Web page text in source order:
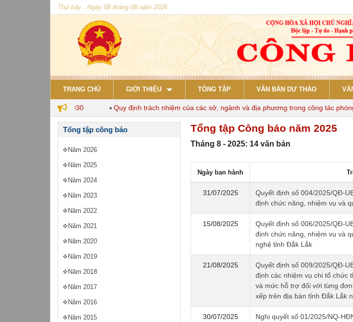
Thứ bảy , Ngày 08 tháng 08 năm 2026
TRANG CHỦ GIỚI THIỆU TỔNG TẬP VĂN BẢN DỰ THẢO
nuôi đến năm 2030 Quy định trách nhiệm của các sở, ngành và địa phương trong công tác phòng
Tổng tập công báo
Năm 2026
Năm 2025
Năm 2024
Năm 2023
Năm 2022
Năm 2021
Năm 2020
Năm 2019
Năm 2018
Năm 2017
Năm 2016
Năm 2015
Tổng tập Công báo năm 2025
Tháng 8 - 2025: 14 văn bản
Ngày ban hành
31/07/2025
Quyết định số 004/2025/QĐ-
định chức năng, nhiệm vụ và
15/08/2025
Quyết định số 006/2025/QĐ-
định chức năng, nhiệm vụ và
nghệ tỉnh Đắk Lắk
21/08/2025
Quyết định số 009/2025/QĐ-
định các nhiệm vụ chi tổ chức
và mức hỗ trợ đối với từng
xếp trên địa bàn tỉnh Đắk Lắk
30/07/2025
Nghị quyết số 01/2025/NQ-